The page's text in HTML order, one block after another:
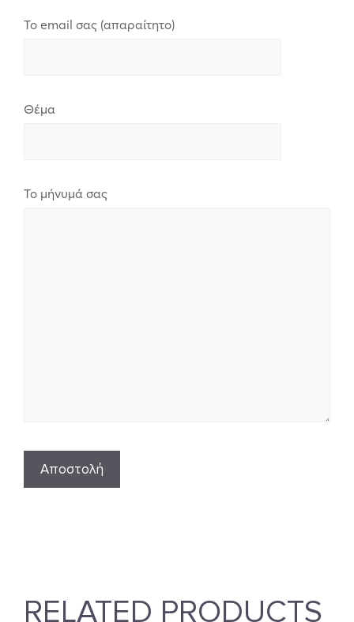
Το email σας (απαραίτητο)
Θέμα
Το μήνυμά σας
RELATED PRODUCTS